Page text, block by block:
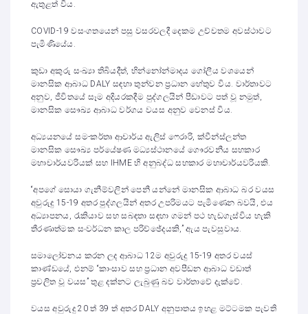
ඇතුළත් විය.
COVID-19 වසංගතයෙන් පසු වසරවලදී දෙකම උච්චතම අවස්ථාවට
පැමිණියේය.
කුඩා අකුරු සංඛ්‍යා තිබියදීත්, භින්නෝන්මාදය ගෝලීය වශයෙන්
මානසික ආබාධ DALY සඳහා තුන්වන ප්‍රධාන හේතුව විය. වාර්තාවට
අනුව, ජීවිතයේ සෑම අදියරකදීම පුද්ගලයින් පීඩාවට පත් වූ නමුත්,
මානසික සෞඛ්‍ය ආබාධ වර්ගය වයස අනුව වෙනස් විය.
අධ්‍යයනයේ සම-කර්තෘ ආචාර්ය ඇලිස් ෆෙරාරි, ක්වීන්ස්ලන්ත
මානසික සෞඛ්‍ය පර්යේෂණ මධ්‍යස්ථානයේ ගෞරවනීය සහකාර
මහාචාර්යවරියක් සහ IHME හි අනුබද්ධ සහකාර මහාචාර්යවරියකි.
“අපගේ සොයා ගැනීම්වලින් පෙනී යන්නේ මානසික ආබාධ බර වයස
අවුරුදු 15-19 අතර පුද්ගලයින් අතර උපරිමයට පැමිණෙන බවයි, එය
අධ්‍යාපනය, රැකියාව සහ සබඳතා සඳහා ගමන් පථ හැඩගැස්විය හැකි
තීරණාත්මක සංවර්ධන කාල පරිච්ඡේදයකි,” ඇය පැවසුවාය.
සමාලෝචනය කරන ලද ආබාධ 12ම අවුරුදු 15-19 අතර වයස්
කාණ්ඩයේ, එනම් “කාංසාව සහ ප්‍රධාන අවපීඩන ආබාධ වඩාත්
ප්‍රචලිත වූ වයස” තුළ දක්නට ලැබුණු බව වාර්තාවේ දැක්වේ.
වයස අවුරුදු 20 ත් 39 ත් අතර DALY අනුපාතය ඉහළ මට්ටමක පැවති